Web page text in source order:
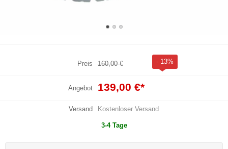
Preis 160,00 € - 13%
Angebot 139,00 €*
Versand Kostenloser Versand
3-4 Tage